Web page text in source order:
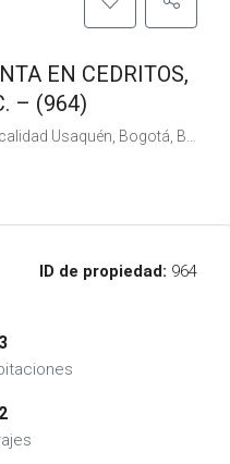
EN CEDRITOS,
– (964)
Capital, RAP (Especial) Central, 110111, Colombia
ID de propiedad: 964
3
2